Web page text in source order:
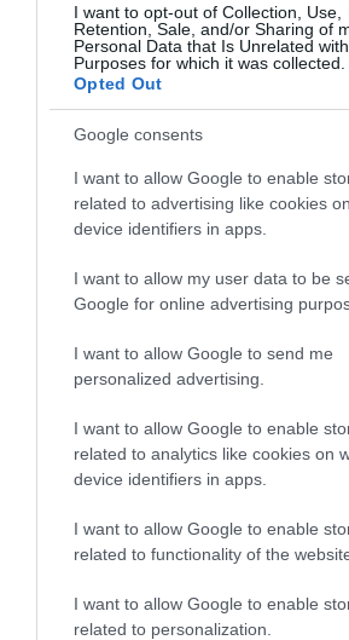
I want to opt-out of Collection, Use,
Retention, Sale, and/or Sharing of
Personal Data that Is Unrelated
Purposes for which it was collected.
Opted Out
Google consents
I want to allow Google to enable
related to advertising like cookies
device identifiers in apps.
I want to allow my user data to be
Google for online advertising
I want to allow Google to send me
personalized advertising.
I want to allow Google to enable
related to analytics like cookies on
device identifiers in apps.
I want to allow Google to enable
related to functionality of the
I want to allow Google to enable
related to personalization.
hiánya
A túlélők beszámolói szerint
követően tompa, víz alatti
szakértőúgy véli, hogy ezek
belsejében lévő, levegővel telt
összeroppanásából
egyre mélyebbre süllyedt
ellenállását. A mindenkit érdeklő
ezért nincs teljes bizonyossággal
nincs bizonyíték, hogy bárki
elmerülését, arra viszonta fizika
életben maradtak a tat
légzsebekben.
Figyelmedbe ajánljuk!
A kis hableány írója